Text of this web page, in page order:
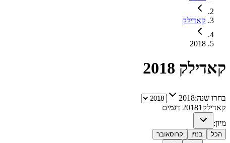
קאדילק
2018
קאדילק 2018
בחרו שנה:2018
קאדילק 20181
דגמים
מיון:
הכל בנזין קרוסאובר